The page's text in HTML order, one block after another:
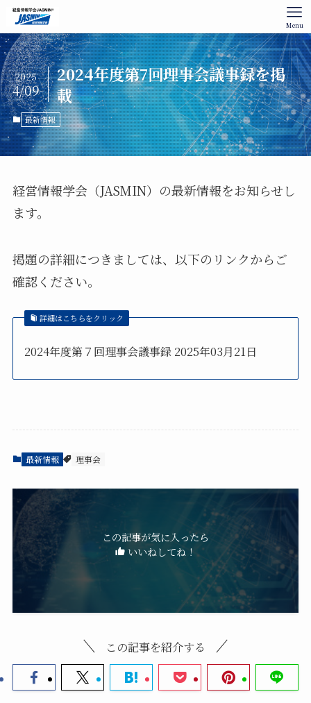
Menu
2024年度第7回理事会議事録を掲
載
2025
4/09
最新情報
経営情報学会（JASMIN）の最新情報をお知らせし
ます。
掲題の詳細につきましては、以下のリンクからご
確認ください。
詳細はこちらをクリック
2024年度第７回理事会議事録 2025年03月21日
最新情報 理事会
この記事が気に入ったら
いいねしてね！
この記事を紹介する